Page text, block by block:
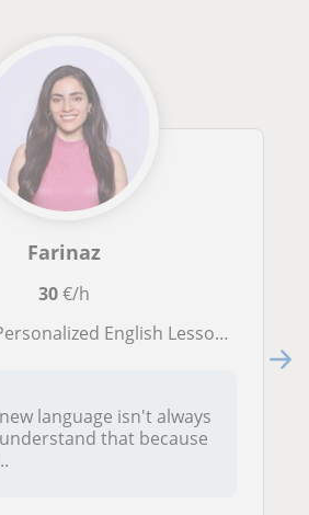
Farinaz
30€/h
English Lessons for All
language isn't always
that because